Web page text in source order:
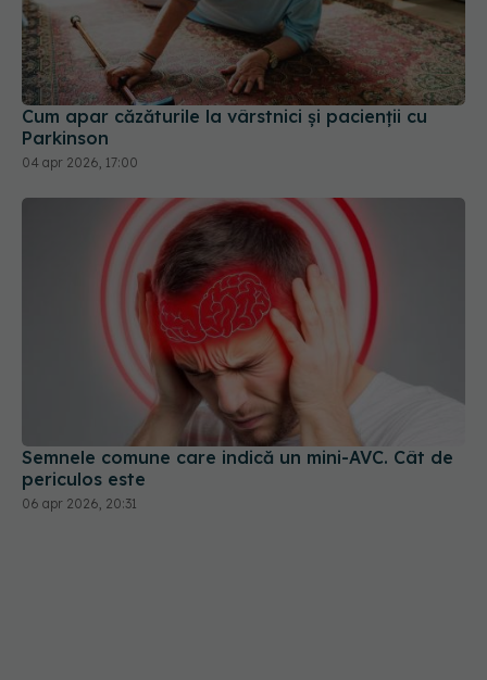
Cum apar căzăturile la vârstnici și pacienții cu
Parkinson
04 apr 2026, 17:00
Semnele comune care indică un mini-AVC. Cât de
periculos este